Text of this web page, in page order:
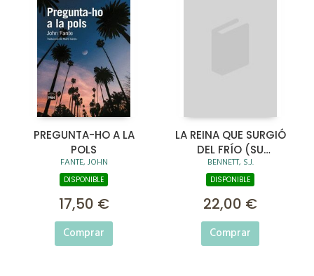
PREGUNTA-HO A LA
POLS
FANTE, JOHN
DISPONIBLE
17,50 €
Comprar
LA REINA QUE SURGIÓ
DEL FRÍO (SU
MAJESTAD, LA REINA
INVESTIGADORA 5)
BENNETT, S.J.
DISPONIBLE
22,00 €
Comprar